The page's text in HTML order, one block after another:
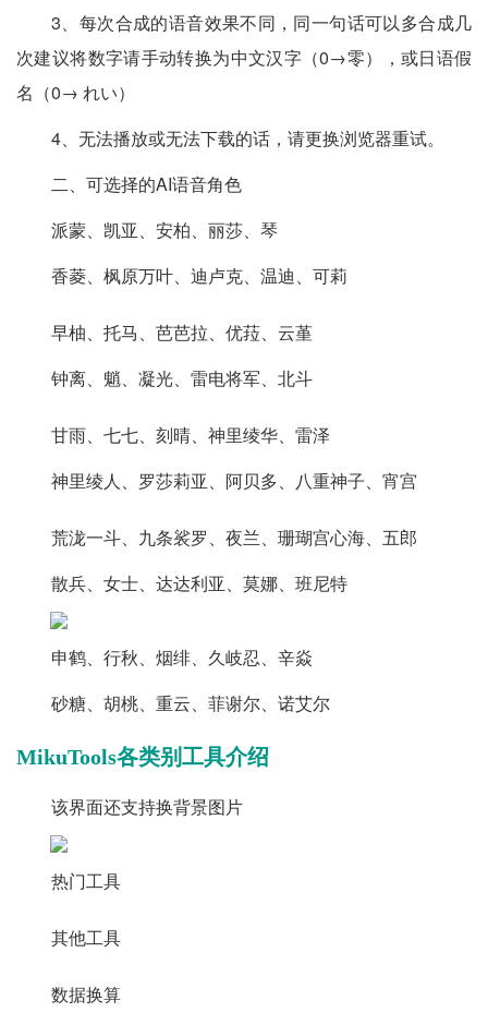
3、每次合成的语音效果不同，同一句话可以多合成几
次建议将数字请手动转换为中文汉字（0→零），或日语假
名（0→ れい）
4、无法播放或无法下载的话，请更换浏览器重试。
二、可选择的AI语音角色
派蒙、凯亚、安柏、丽莎、琴
香菱、枫原万叶、迪卢克、温迪、可莉
早柚、托马、芭芭拉、优菈、云堇
钟离、魈、凝光、雷电将军、北斗
甘雨、七七、刻晴、神里绫华、雷泽
神里绫人、罗莎莉亚、阿贝多、八重神子、宵宫
荒泷一斗、九条裟罗、夜兰、珊瑚宫心海、五郎
散兵、女士、达达利亚、莫娜、班尼特
申鹤、行秋、烟绯、久岐忍、辛焱
砂糖、胡桃、重云、菲谢尔、诺艾尔
MikuTools各类别工具介绍
该界面还支持换背景图片
热门工具
其他工具
数据换算